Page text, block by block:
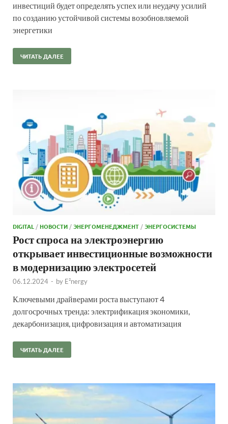
инвестиций будет определять успех или неудачу усилий
по созданию устойчивой системы возобновляемой
энергетики
ЧИТАТЬ ДАЛЕЕ
DIGITAL /НОВОСТИ /ЭНЕРГОМЕНЕДЖМЕНТ /ЭНЕРГОСИСТЕМЫ
Рост спроса на электроэнергию
открывает инвестиционные возможности
в модернизацию электросетей
06.12.2024 - by E²nergy
Ключевыми драйверами роста выступают 4
долгосрочных тренда: электрификация экономики,
декарбонизация, цифровизация и автоматизация
ЧИТАТЬ ДАЛЕЕ